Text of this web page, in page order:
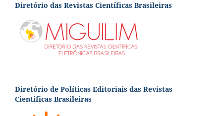
Diretório das Revistas Científicas Brasileiras
Diretório de Políticas Editoriais das Revistas
Científicas Brasileiras